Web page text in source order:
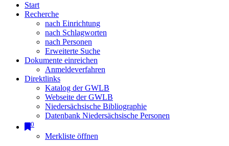
Start
Recherche
nach Einrichtung
nach Schlagworten
nach Personen
Erweiterte Suche
Dokumente einreichen
Anmeldeverfahren
Direktlinks
Katalog der GWLB
Webseite der GWLB
Niedersächsische Bibliographie
Datenbank Niedersächsische Personen
0
Merkliste öffnen